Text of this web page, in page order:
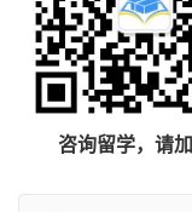
咨询留学，请